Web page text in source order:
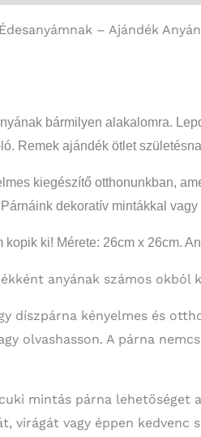
– Ajándék
bármilyen alakalomra.
Remek ajándék ötlet
kiegészítő otthonunkban,
dekoratív mintákkal
ki! Mérete: 26cm x 26cm.
anyának számos
díszpárna kényelmes és
olvashasson. A párna
mintás párna lehetőséget
virágát vagy éppen